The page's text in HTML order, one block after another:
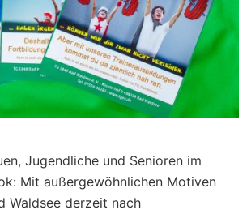
Jugendliche und Senioren im
Mit außergewöhnlichen Motiven
Waldsee derzeit nach